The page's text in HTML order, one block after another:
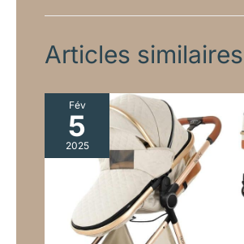
Articles similaires
Fév
5
2025